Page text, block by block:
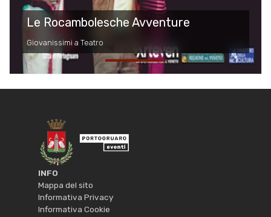
Le Rocambolesche Avventure
Giovanissimi a Teatro
INFO
Mappa del sito
Informativa Privacy
Informativa Cookie